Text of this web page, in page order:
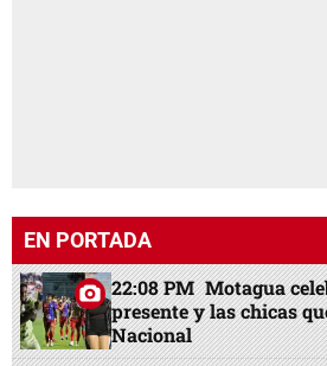
EN PORTADA
22:08 PM Motagua
presente y las chicas
Nacional